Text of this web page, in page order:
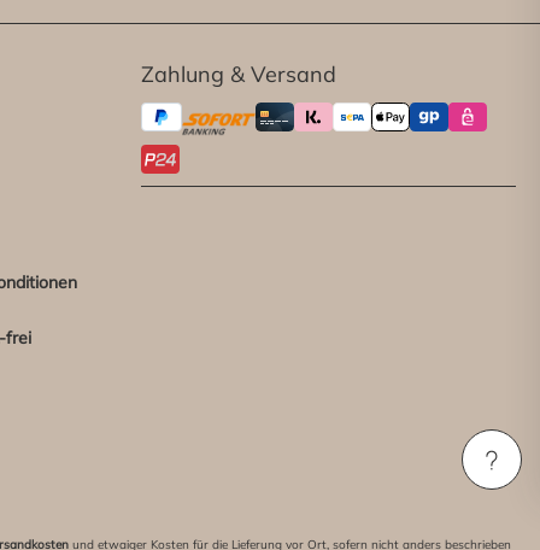
frei
Zahlung & Versand
und etwaiger Kosten für die Lieferung vor Ort, sofern nicht anders beschrieben